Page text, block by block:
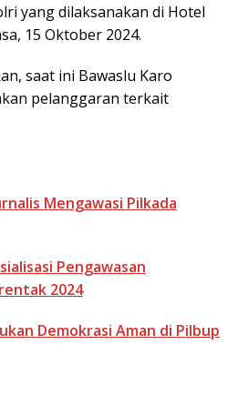
yang dilaksanakan di Hotel
15 Oktober 2024.
saat ini Bawaslu Karo
pelanggaran terkait
Mengawasi Pilkada
Pengawasan
2024
Demokrasi Aman di Pilbup